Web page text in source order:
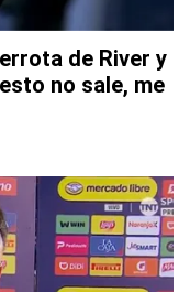
de River y
no sale, me